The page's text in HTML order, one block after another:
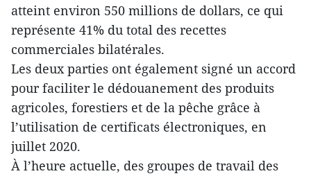
atteint environ 550 millions de dollars, ce qui
représente 41% du total des recettes
commerciales bilatérales.
Les deux parties ont également signé un accord
pour faciliter le dédouanement des produits
agricoles, forestiers et de la pêche grâce à
l’utilisation de certificats électroniques, en
juillet 2020.
À l’heure actuelle, des groupes de travail des